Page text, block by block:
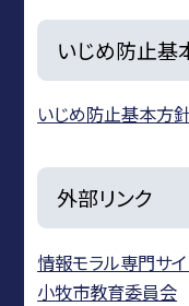
いじめ防止基
いじめ防止基本方
外部リンク
情報モラル専門サイ
小牧市教育委員会